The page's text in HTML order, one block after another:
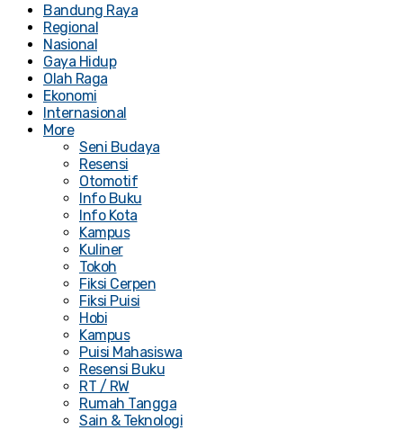
Bandung Raya
Regional
Nasional
Gaya Hidup
Olah Raga
Ekonomi
Internasional
More
Seni Budaya
Resensi
Otomotif
Info Buku
Info Kota
Kampus
Kuliner
Tokoh
Fiksi Cerpen
Fiksi Puisi
Hobi
Kampus
Puisi Mahasiswa
Resensi Buku
RT / RW
Rumah Tangga
Sain & Teknologi